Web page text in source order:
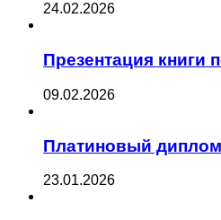
24.02.2026
Презентация книги
09.02.2026
Платиновый
23.01.2026